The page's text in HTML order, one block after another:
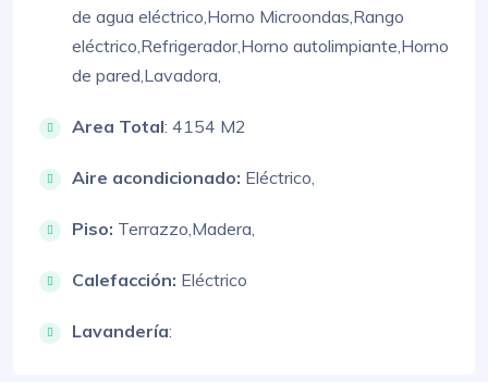
de agua eléctrico,Horno Microondas,Rango
eléctrico,Refrigerador,Horno autolimpiante,Horno
de pared,Lavadora,
Area Total: 4154 M2
Aire acondicionado: Eléctrico,
Piso: Terrazzo,Madera,
Calefacción: Eléctrico
Lavandería: